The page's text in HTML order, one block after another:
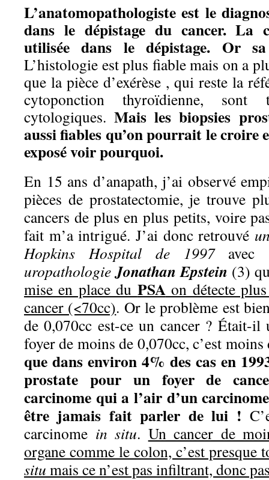
L’anatomopathologiste est le
dans le dépistage du cancer. La
utilisée dans le dépistage. Or
L’histologie est plus fiable mais on a
que la pièce d’exérèse , qui reste la
cytoponction thyroïdienne, sont
cytologiques. Mais les biopsies
aussi fiables qu’on pourrait le croire
exposé voir pourquoi.
En 15 ans d’anapath, j’ai observé
pièces de prostatectomie, je trouve
cancers de plus en plus petits, voire
fait m’a intrigué. J’ai donc retrouvé
Hopkins Hospital de 1997avec
uropathologieJonathan Epstein (3)
mise en place du PSAon détecte
cancer (<70cc). Or le problème est
de 0,070cc est-ce un cancer ? Était-il
foyer de moins de 0,070cc, c’est
que dans environ 4% des cas en
prostate pour un foyer de
carcinome qui a l’air d’un
être jamais fait parler de lui !
carcinome in situ. Un cancer de
organe comme le colon, c’est
situ mais ce n’est pas infiltrant, donc